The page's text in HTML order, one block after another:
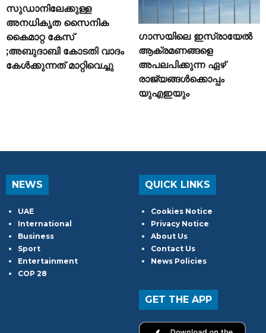
സുഡാനിലേക്കുള്ള
അനധികൃത സൈനിക
കൈമാറ്റ കേസ്
;അബുദാബി കോടതി വാദം
കേൾക്കുന്നത് മാറ്റിവെച്ചു
ഗാസയിലെ ഇസ്രായേൽ
ആക്രമണങ്ങളെ
അപലപിക്കുന്ന ഏഴ്
രാജ്യങ്ങൾക്കൊപ്പം
യുഎഇയും
NEWS
UAE
International
Business
Sport
Entertainment
COP 28
QUICK LINKS
Cookies Notice
Privacy Notice
About Us
Contact Us
News Policies
GET THE APP